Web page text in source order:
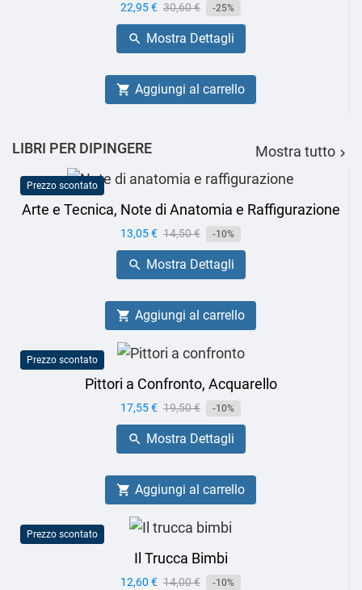
Prezzo
22,95 € Prezzo
base
30,60 € -25%
 Mostra Dettagli
 Aggiungi al carrello
LIBRI PER DIPINGERE Mostra tutto 
Prezzo scontato
Arte e Tecnica, Note di Anatomia e Raffigurazione
Prezzo
13,05 € Prezzo
base
14,50 € -10%
 Mostra Dettagli
 Aggiungi al carrello
Prezzo scontato
Pittori a Confronto, Acquarello
Prezzo
17,55 € Prezzo
base
19,50 € -10%
 Mostra Dettagli
 Aggiungi al carrello
Prezzo scontato
Il Trucca Bimbi
Prezzo
12,60 € Prezzo
14,00 € -10%